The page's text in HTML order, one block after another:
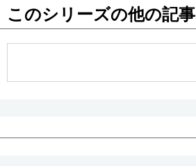
公式SNS
このシリーズの他の記事